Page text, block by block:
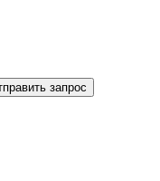
запрос